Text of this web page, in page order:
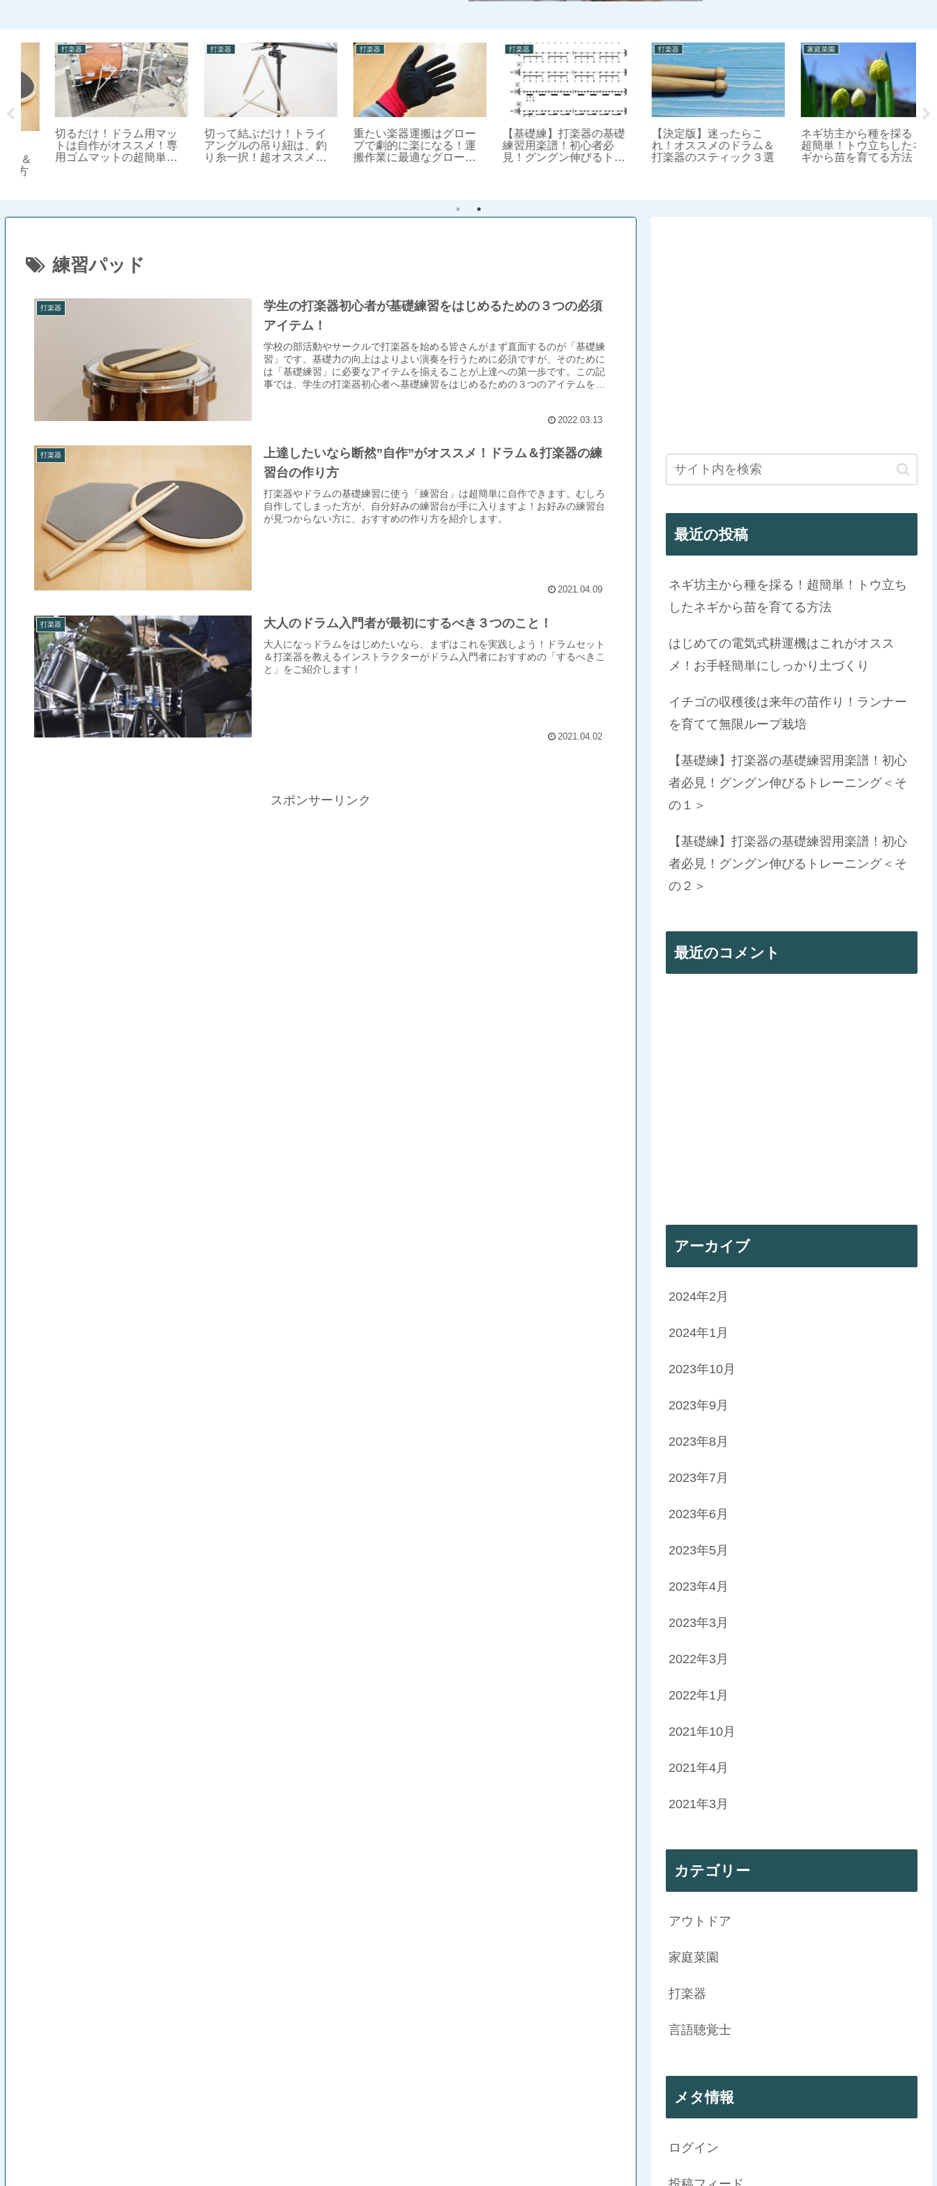
切って結ぶだけ！トライ
アングルの吊り紐は、釣
り糸一択！超オススメの
修理方法【保存版】
打楽器
重たい楽器運搬はグロー
ブで劇的に楽になる！運
搬作業に最適なグローブ
打楽器
【基礎練】打楽器の基礎
練習用楽譜！初心者必
見！グングン伸びるトレ
【決定版】迷ったらこ
れ！オススメのドラム＆
打楽器のスティック３選
家庭菜園
ネギ坊主から種を採る！
超簡単！トウ立ちしたネ
ギから苗を育てる方法
家庭菜園
イチゴの収穫後は来年の
苗作り！ランナーを育て
て無限ループ栽培
練習パッド
打楽器
学生の打楽器初心者が基礎練習をはじめるための３つの必須
アイテム！
学校の部活動やサークルで打楽器を始める皆さんがまず直面するのが「基礎練
習」です。基礎力の向上はよりよい演奏を行うために必須ですが、そのために
は「基礎練習」に必要なアイテムを揃えることが上達への第一歩です。この記
事では、学生の打楽器初心者へ基礎練習をはじめるための３つのアイテムを紹
2022.03.13
打楽器
上達したいなら断然”自作”がオススメ！ドラム＆打楽器の練
習台の作り方
打楽器やドラムの基礎練習に使う「練習台」は超簡単に自作できます。むしろ
自作してしまった方が、自分好みの練習台が手に入りますよ！お好みの練習台
が見つからない方に、おすすめの作り方を紹介します。
2021.04.09
打楽器 大人のドラム入門者が最初にするべき３つのこと！
大人になっドラムをはじめたいなら、まずはこれを実践しよう！ドラムセット
＆打楽器を教えるインストラクターがドラム入門者におすすめの「するべきこ
と」をご紹介します！
2021.04.02
スポンサーリンク
最近の投稿
ネギ坊主から種を採る！超簡単！トウ立ち
したネギから苗を育てる方法
はじめての電気式耕運機はこれがオスス
メ！お手軽簡単にしっかり土づくり
イチゴの収穫後は来年の苗作り！ランナー
を育てて無限ループ栽培
【基礎練】打楽器の基礎練習用楽譜！初心
者必見！グングン伸びるトレーニング＜そ
の１＞
【基礎練】打楽器の基礎練習用楽譜！初心
者必見！グングン伸びるトレーニング＜そ
の２＞
最近のコメント
アーカイブ
2024年2月
2024年1月
2023年10月
2023年9月
2023年8月
2023年7月
2023年6月
2023年5月
2023年4月
2023年3月
2022年3月
2022年1月
2021年10月
2021年4月
2021年3月
カテゴリー
アウトドア
家庭菜園
打楽器
言語聴覚士
メタ情報
ログイン